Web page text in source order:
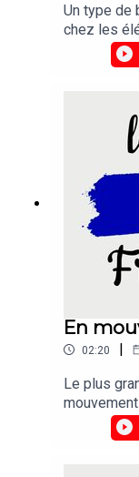
Un type de
chez les
dans les
the
En
02:20 |
Le plus
iceberg is